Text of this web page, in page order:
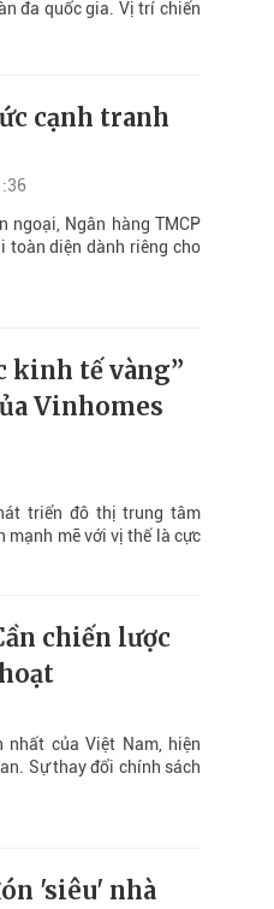
đa quốc gia. Vị trí chiến
cạnh tranh
ngoại, Ngân hàng TMCP
toàn diện dành riêng cho
kinh tế vàng”
Vinhomes
triển đô thị trung tâm
mạnh mẽ với vị thế là cực
chiến lược
nhất của Việt Nam, hiện
Sự thay đổi chính sách
'siêu' nhà